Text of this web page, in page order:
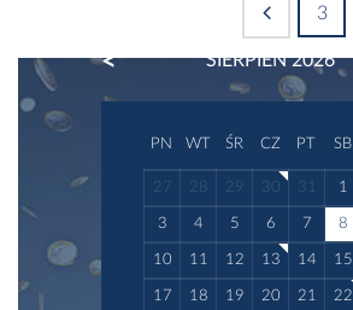
3
SIERPIEŃ 2026
PREVIOUS
PN WT ŚR CZ PT SB
27 28 29 30 31 1
3 4 5 6 7 8
10 11 12 13 14 15
17 18 19 20 21 22